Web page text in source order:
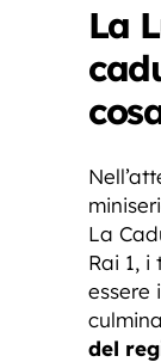
La
La
Rai 1,
essere
del